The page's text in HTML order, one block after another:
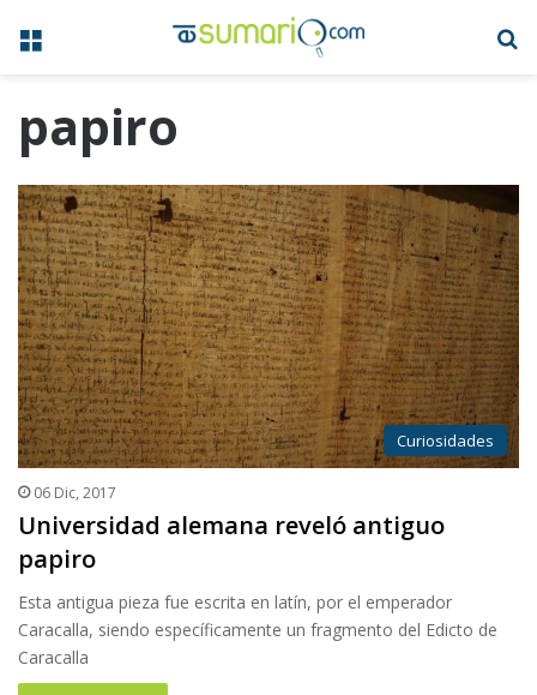
Menú
papiro
Curiosidades
06 Dic, 2017
Universidad alemana reveló antiguo
papiro
Esta antigua pieza fue escrita en latín, por el emperador
Caracalla, siendo específicamente un fragmento del Edicto de
Caracalla